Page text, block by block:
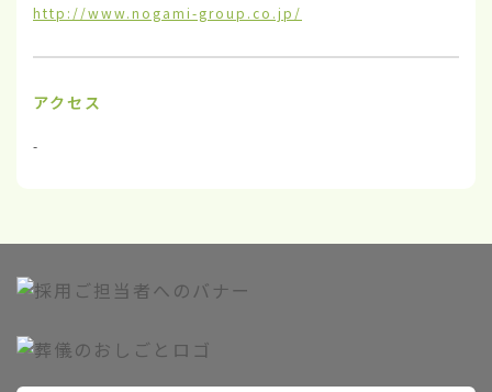
http://www.nogami-group.co.jp/
アクセス
-